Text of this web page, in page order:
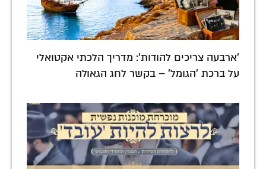
'ארבעה צריכים להודות': מדריך הלכתי אקטואלי
על ברכת 'הגומל' – בקשר לחג הגאולה